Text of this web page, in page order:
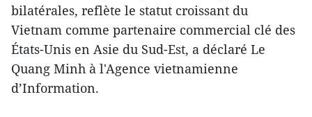
bilatérales, reflète le statut croissant du
Vietnam comme partenaire commercial clé des
États-Unis en Asie du Sud-Est, a déclaré Le
Quang Minh à l'Agence vietnamienne
d’Information.